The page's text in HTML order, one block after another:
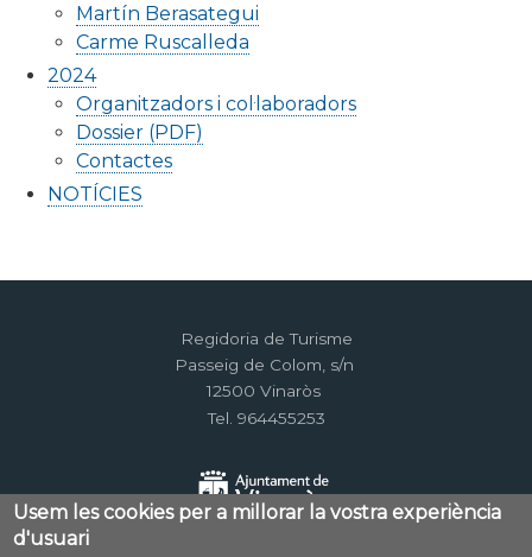
Martín Berasategui
Carme Ruscalleda
2024
Organitzadors i col·laboradors
Dossier (PDF)
Contactes
NOTÍCIES
Regidoria de Turisme
Passeig de Colom, s/n
12500 Vinaròs
Tel. 964455253
Usem les cookies per a millorar la vostra experiència
d'usuari